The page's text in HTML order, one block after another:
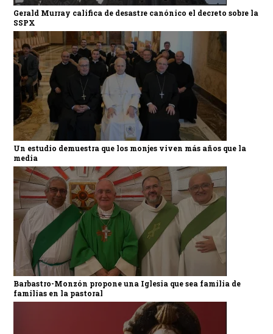
Gerald Murray califica de desastre canónico el decreto sobre la
SSPX
Un estudio demuestra que los monjes viven más años que la
media
Barbastro-Monzón propone una Iglesia que sea familia de
familias en la pastoral